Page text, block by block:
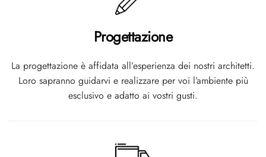
Progettazione
La progettazione è affidata all’esperienza dei nostri architetti.
Loro sapranno guidarvi e realizzare per voi l’ambiente più
esclusivo e adatto ai vostri gusti.